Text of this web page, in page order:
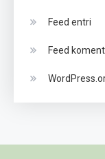
Feed entri
Feed